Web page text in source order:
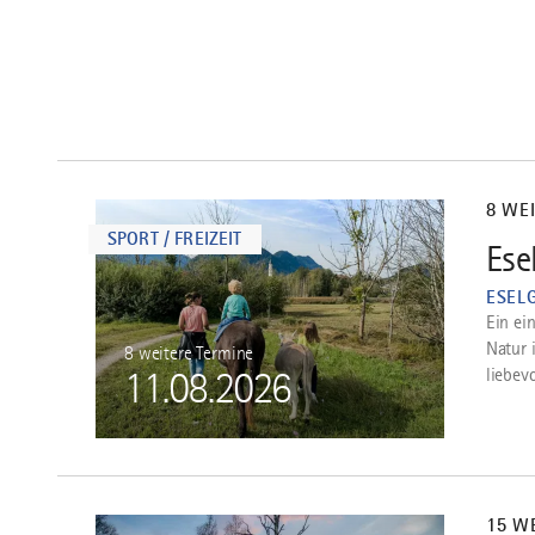
SPORT / FREIZEIT
8
1
11.08.2026
8 weitere Termine
Ein
Natur
15